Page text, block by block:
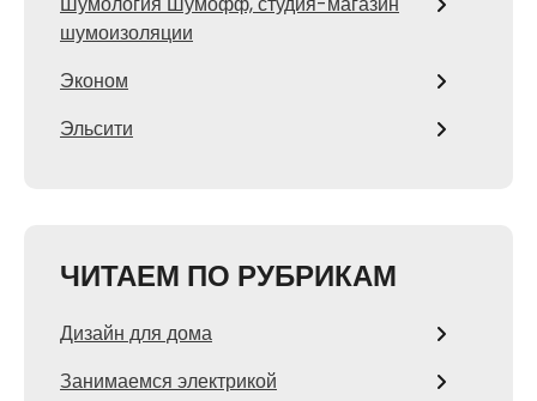
шумоизоляции
Эконом
Эльсити
ЧИТАЕМ ПО РУБРИКАМ
Дизайн для дома
Занимаемся электрикой